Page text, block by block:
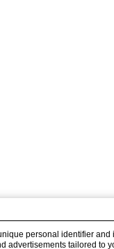
personal identifier
advertisements tailored